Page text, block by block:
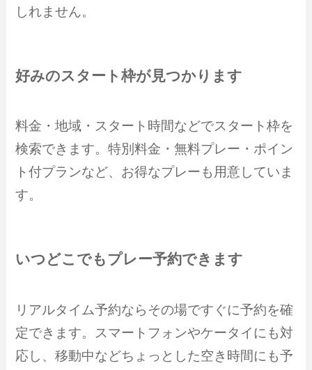
しれません。
好みのスタート枠が見つかります
料金・地域・スタート時間などでスタート枠を
検索できます。特別料金・無料プレー・ポイン
ト付プランなど、お得なプレーも用意していま
す。
いつどこでもプレー予約できます
リアルタイム予約ならその場ですぐに予約を確
定できます。スマートフォンやケータイにも対
応し、移動中などちょっとした空き時間にも予